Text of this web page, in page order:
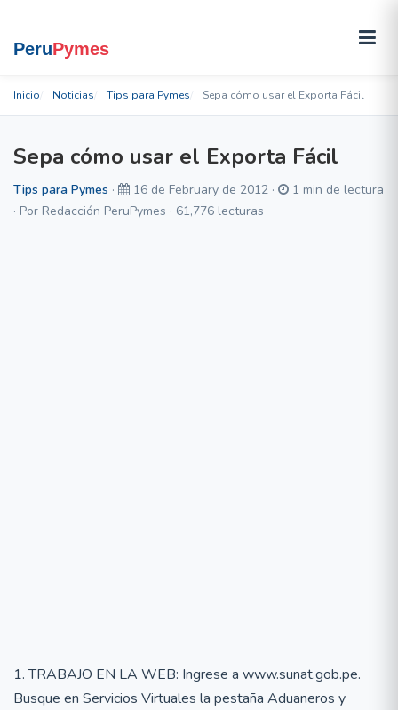
Inicio Noticias Tips para Pymes Sepa cómo usar el Exporta Fácil
Sepa cómo usar el Exporta Fácil
Tips para Pymes · 16 de February de 2012 ·
1 min de lectura
· Por Redacción PeruPymes · 61,776 lecturas
1. TRABAJO EN LA WEB: Ingrese a www.sunat.gob.pe.
Busque en Servicios Virtuales la pestaña Aduaneros y